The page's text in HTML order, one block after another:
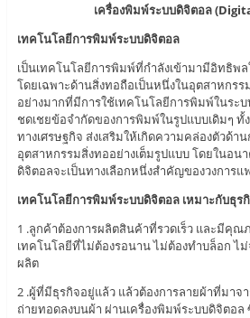
เครื่องพิมพ์ระบบดิจิตอล (
เทคโนโลยีการพิมพ์ระบบดิจิตอล
เป็นเทคโนโลยีการพิมพ์ที่กำลังเข้ามามีอิทธิพ
โดยเฉพาะด้านสิ่งทอถือเป็นหนึ่งในอุตสาหกร
อย่างมากที่มีการใช้เทคโนโลยีการพิมพ์ในระ
ชดเชยข้อจำกัดของการพิมพ์ในรูปแบบเดิมๆ
ทางเศรษฐกิจ ส่งเสริมให้เกิดความคล่องตัวด้า
อุตสาหกรรมสิ่งทออย่างเต็มรูปแบบ โดยในอน
ดิจิตอลจะเป็นทางเลือกหนึ่งสำคัญของวงการ
เทคโนโลยีการพิมพ์ระบบดิจิตอล เหมาะกับธุร
1 .ลูกค้าต้องการผลิตสินค้าที่รวดเร็ว และมีคุณ
เทคโนโลยีที่ไม่ต้องรอนาน ไม่ต้องทำบล็อก ไ
ผลิต
2 .ผู้ที่มีธุรกิจอยู่แล้ว แล้วต้องการลายผ้าที่มาจ
ถ่ายทอดลงบนผ้า ผ่านเครื่องพิมพ์ระบบดิจิตอล